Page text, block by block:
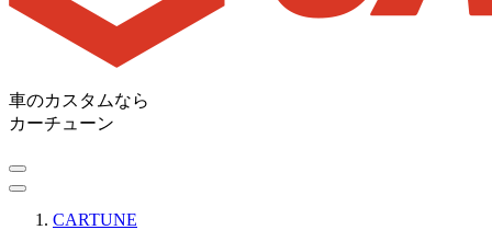
車のカスタムなら
カーチューン
CARTUNE